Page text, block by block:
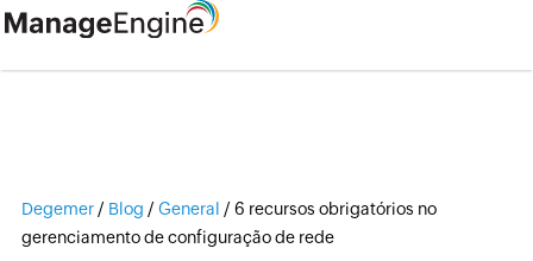
Degemer / Blog / General / 6 recursos obrigatórios no
gerenciamento de configuração de rede